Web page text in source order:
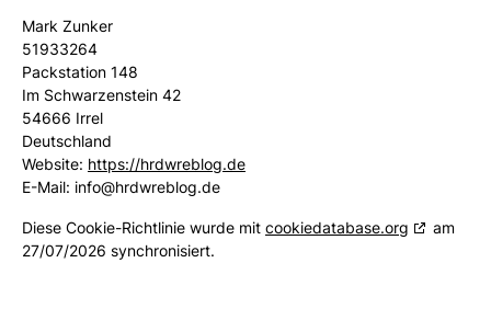
Mark Zunker
51933264
Packstation 148
Im Schwarzenstein 42
54666 Irrel
Deutschland
Website: https://hrdwreblog.de
E-Mail: info@hrdwreblog.de
Diese Cookie-Richtlinie wurde mit cookiedatabase.org
am
27/07/2026 synchronisiert.